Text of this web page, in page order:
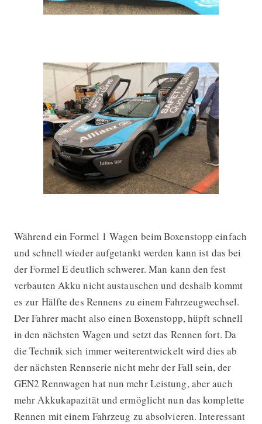
Während ein Formel 1 Wagen beim Boxenstopp einfach
und schnell wieder aufgetankt werden kann ist das bei
der Formel E deutlich schwerer. Man kann den fest
verbauten Akku nicht austauschen und deshalb kommt
es zur Hälfte des Rennens zu einem Fahrzeugwechsel.
Der Fahrer macht also einen Boxenstopp, hüpft schnell
in den nächsten Wagen und setzt das Rennen fort. Da
die Technik sich immer weiterentwickelt wird dies ab
der nächsten Rennserie nicht mehr der Fall sein, der
GEN2 Rennwagen hat nun mehr Leistung, aber auch
mehr Akkukapazität und ermöglicht nun das komplette
Rennen mit einem Fahrzeug zu absolvieren. Interessant